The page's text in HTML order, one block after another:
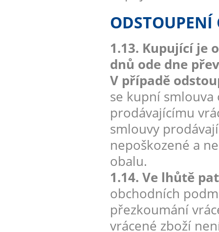
1.13. Kupující je
dnů ode dne
V případě
se kupní
prodávajícímu
smlouvy
nepoškozené a
obalu.
1.14. Ve lhůtě
obchodních
přezkoumání
vrácené zboží